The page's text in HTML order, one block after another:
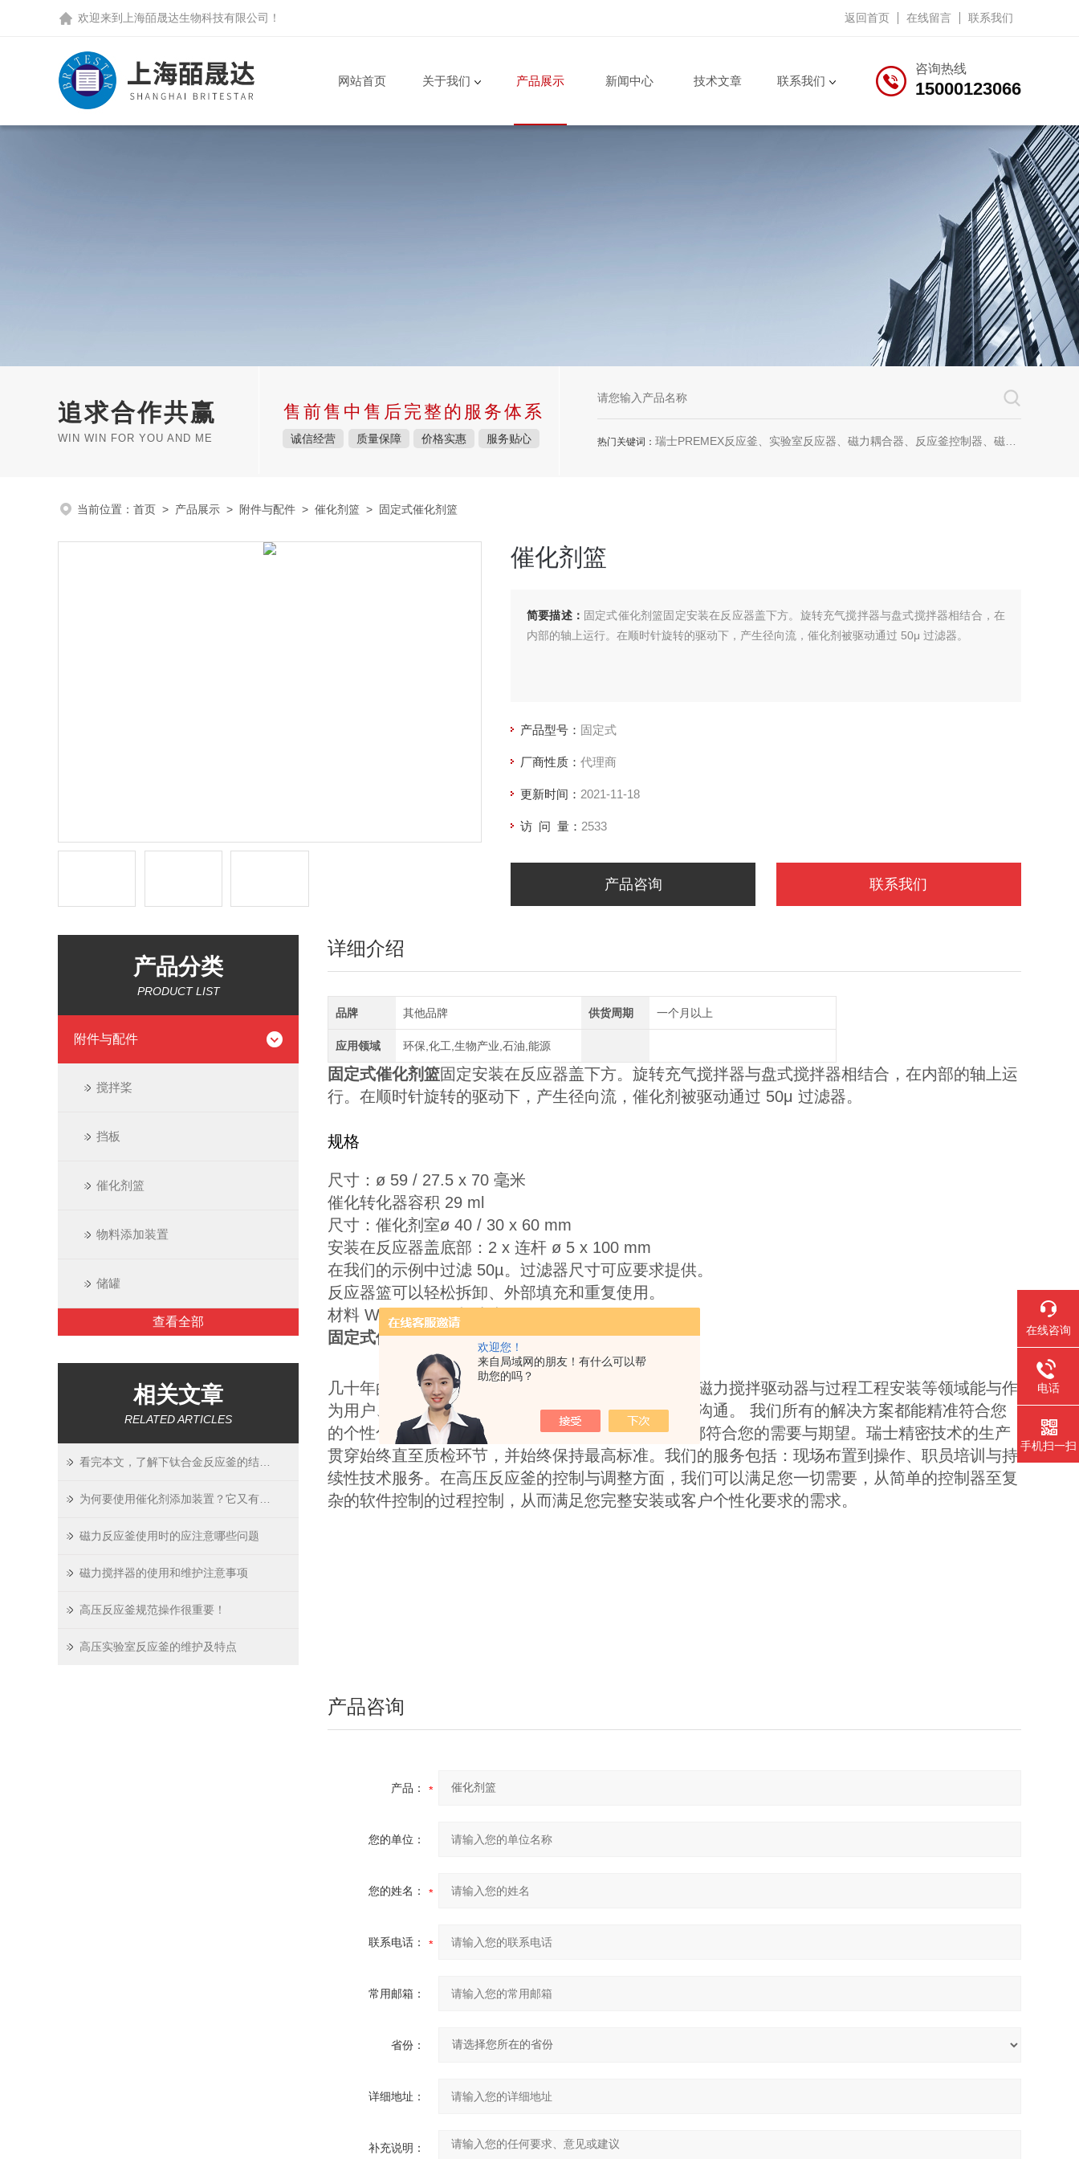
欢迎您！
来自局域网的朋友！有什么可以帮
助您的吗？
欢迎来到 上海皕晟达生物科技有限公司 ！ 返回首页 在线留言 联系我们
咨询热线
15000123066
网站首页 关于我们 产品展示 新闻中心 技术文章 联系我们
追求合作共赢
WIN WIN FOR YOU AND ME
售前售中售后完整的服务体系
诚信经营 质量保障 价格实惠 服务贴心 热门关键词： 瑞士PREMEX反应釜、实验室反应器、磁力耦合器、反应釜控制器、磁力耦合器、螺纹磁力耦合器
当前位置： 首页 > 产品展示 > 附件与配件 > 催化剂篮 > 固定式催化剂篮
催化剂篮
简要描述： 固定式催化剂篮固定安装在反应器盖下方。旋转充气搅拌器与盘式搅拌器相结合，在
内部的轴上运行。在顺时针旋转的驱动下，产生径向流，催化剂被驱动通过 50μ 过滤器。
产品型号： 固定式
厂商性质： 代理商
更新时间： 2021-11-18
访 问 量： 2533
产品咨询 联系我们
产品分类
PRODUCT LIST
附件与配件
搅拌桨
挡板
催化剂篮
物料添加装置
储罐
查看全部
相关文章
RELATED ARTICLES
磁力反应釜使用时的应注意哪些问题
磁力搅拌器的使用和维护注意事项
高压反应釜规范操作很重要！
高压实验室反应釜的维护及特点
详细介绍
品牌 其他品牌 供货周期 一个月以上
应用领域 环保,化工,生物产业,石油,能源
固定式催化剂篮固定安装在反应器盖下方。旋转充气搅拌器与盘式搅拌器相结合，在内部的轴上运
行。在顺时针旋转的驱动下，产生径向流，催化剂被驱动通过 50μ 过滤器。
规格
尺寸：ø 59 / 27.5 x 70 毫米
催化转化器容积 29 ml
尺寸：催化剂室ø 40 / 30 x 60 mm
安装在反应器盖底部：2 x 连杆 ø 5 x 100 mm
在我们的示例中过滤 50µ。过滤器尺寸可应要求提供。
反应器篮可以轻松拆卸、外部填充和重复使用。
材料 WNr. 1.4435和过滤网1.4404
固定式催化剂篮可应要求提供其他材料和生产尺寸。
几十年的技术决窍的积累让我们在开发高压反应釜、磁力搅拌驱动器与过程工程安装等领域能与作
为用户、合作伙伴、或设计工程师的您进行无障碍的沟通。 我们所有的解决方案都能精准符合您
的个性化需求。 我们运用3D开发技术能使每个细节都符合您的需要与期望。瑞士精密技术的生产
贯穿始终直至质检环节，并始终保持最高标准。我们的服务包括：现场布置到操作、职员培训与持
续性技术服务。在高压反应釜的控制与调整方面，我们可以满足您一切需要，从简单的控制器至复
杂的软件控制的过程控制，从而满足您完整安装或客户个性化要求的需求。
产品咨询
产品：
您的单位：
您的姓名：
联系电话：
常用邮箱：
省份：
详细地址：
补充说明：
在线咨询
电话
手机扫一扫